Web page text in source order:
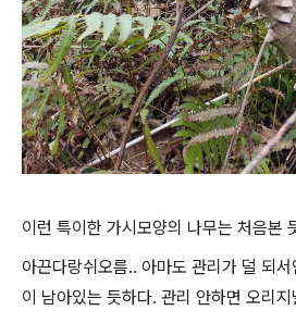
이런 특이한 가시모양의 나무는 처음본
아끈다랑쉬오름.. 아마도 관리가 덜 되
이 남아있는 듯하다. 관리 안하면 오리지